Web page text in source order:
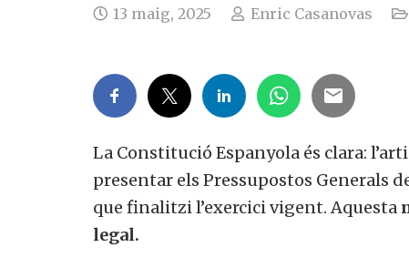
13 maig, 2025 Enric Casanovas
La Constitució Espanyola és clara:
presentar els Pressupostos Generals
que finalitzi l’exercici vigent. Aquesta
legal.